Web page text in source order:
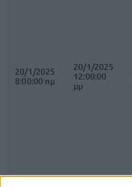
20/1/2025
8:00:00 πμ
20/1/2025
12:00:00
μμ